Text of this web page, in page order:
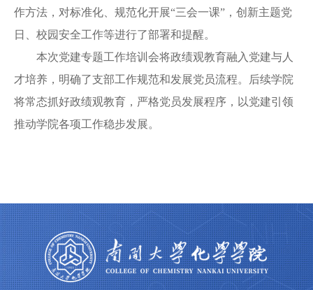
作方法，对标准化、规范化开展“三会一课” ，创新主题党
日
校园安全工作等进行了部署和提醒。
本次党建专题工作培训会将政绩观教育融入党建与人
才培养， 明确了支部工作规范和发展党员流程。后续学院
将常态抓好政绩观教育，严格党员发展程序，以党建引领
推动学院各项工作稳步发展。